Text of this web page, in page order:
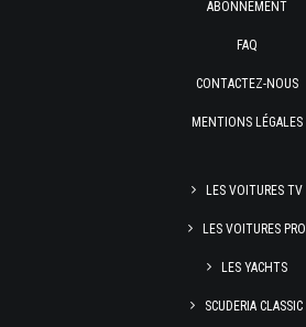
ABONNEMENT
FAQ
CONTACTEZ-NOUS
MENTIONS LÉGALES
LES VOITURES TV
LES VOITURES PRO
LES YACHTS
SCUDERIA CLASSIC